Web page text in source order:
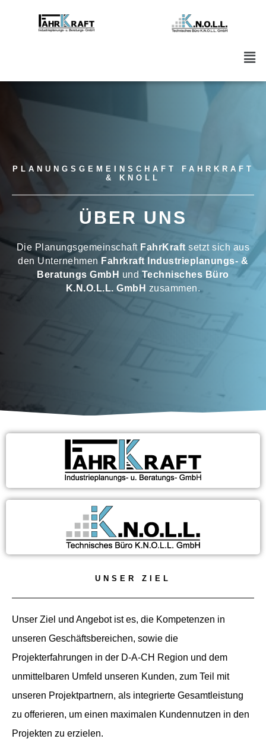
PLANUNGSGEMEINSCHAFT FAHRKRAFT
& KNOLL
ÜBER UNS
Die Planungsgemeinschaft FahrKraft setzt sich aus
den Unternehmen Fahrkraft Industrieplanungs- &
Beratungs GmbH und Technisches Büro
K.N.O.L.L. GmbH zusammen.
UNSER ZIEL
Unser Ziel und Angebot ist es, die Kompetenzen in
unseren Geschäftsbereichen, sowie die
Projekterfahrungen in der D-A-CH Region und dem
unmittelbaren Umfeld unseren Kunden, zum Teil mit
unseren Projektpartnern, als integrierte Gesamtleistung
zu offerieren, um einen maximalen Kundennutzen in den
Projekten zu erzielen.